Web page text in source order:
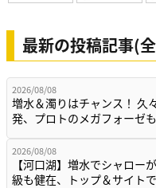
最新の投稿記事(
2026/08/08
増水＆濁りはチャンス！ 久
発、プロトのメガフォーゼ
2026/08/08
【河口湖】増水でシャロー
級も健在、トップ＆サイト